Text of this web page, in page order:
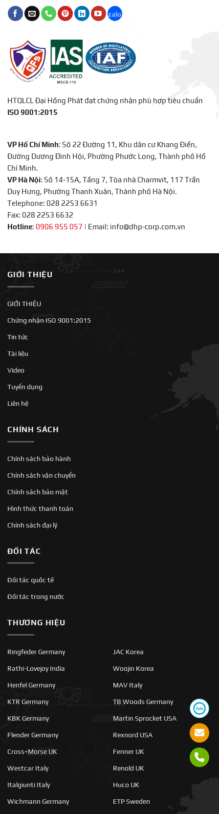
HTQLCL Đại Hồng Phát đạt chứng nhận phù hợp tiêu chuẩn
ISO 9001:2015
VP Hồ Chí Minh: Số 22 Đường 11, Khu dân cư Khang Điền,
Đường Dương Đình Hội, Phường Phước Long, Thành phố Hồ
Chí Minh.
VP Hà Nội: Số 14-15A, Tầng 7, Tòa nhà Charmvit, 117 Trần
Duy Hưng, Phường Thanh Xuân, Thành phố Hà Nội.
Telephone: 028 2253 6631
Fax: 028 2253 6632
Hotline: 0906 955 057 Email: info@dhp-corp.com.vn
GIỚI THIỆU
GIỚI THIỆU
Chứng nhận ISO 9001:2015
Tin tức
Tài liệu
Video
Tuyển dụng
Liên hệ
CHÍNH SÁCH
Chính sách bảo hành
Chính sách vận chuyển
Chính sách bảo mật
Hình thức thanh toán
Chính sách đại lý
ĐỐI TÁC
Đối tác quốc tế
Đối tác trong nước
THƯƠNG HIỆU
Ringfeder Germany
Rathi-Lovejoy India
Henfel Germany
KTR Germany
KBK Germany
Flender Germany
Cross+Morse UK
Westcar Italy
Italgiunti Italy
Wichmann Germany
JAC Korea
Woojin Korea
MAV Italy
TB Woods Germany
Martin Sprocket USA
Rexnord USA
Fenner UK
Renold UK
Huco UK
ETP Sweden